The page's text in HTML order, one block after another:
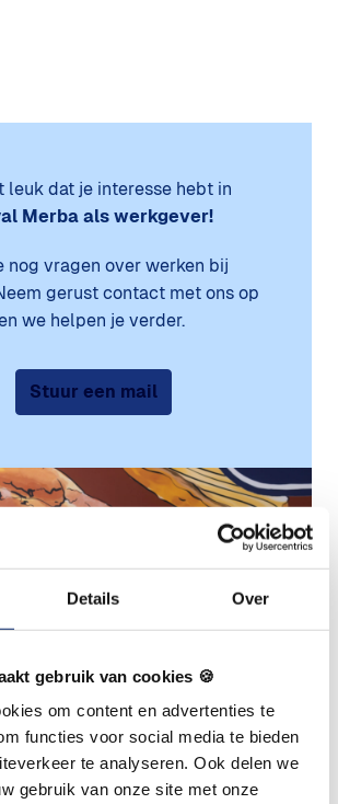
Details Over
gebruik van cookies 🍪
om content en advertenties te
functies voor social media te bieden
te analyseren. Ook delen we
gebruik van onze site met onze
leuk dat je interesse hebt in
Merba als werkgever!
nog vragen over werken bij
gerust contact met ons op
we helpen je verder.
Stuur een mail